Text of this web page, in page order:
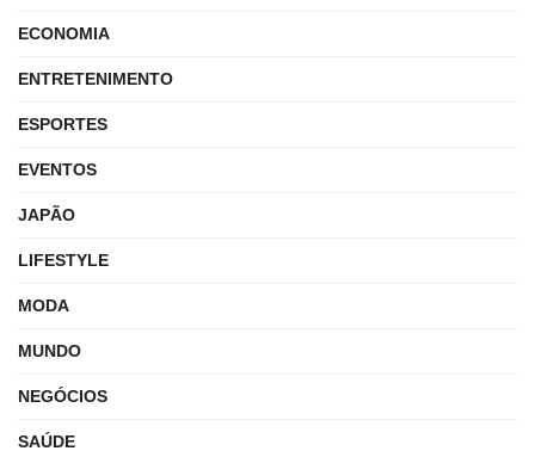
ECONOMIA
ENTRETENIMENTO
ESPORTES
EVENTOS
JAPÃO
LIFESTYLE
MODA
MUNDO
NEGÓCIOS
SAÚDE